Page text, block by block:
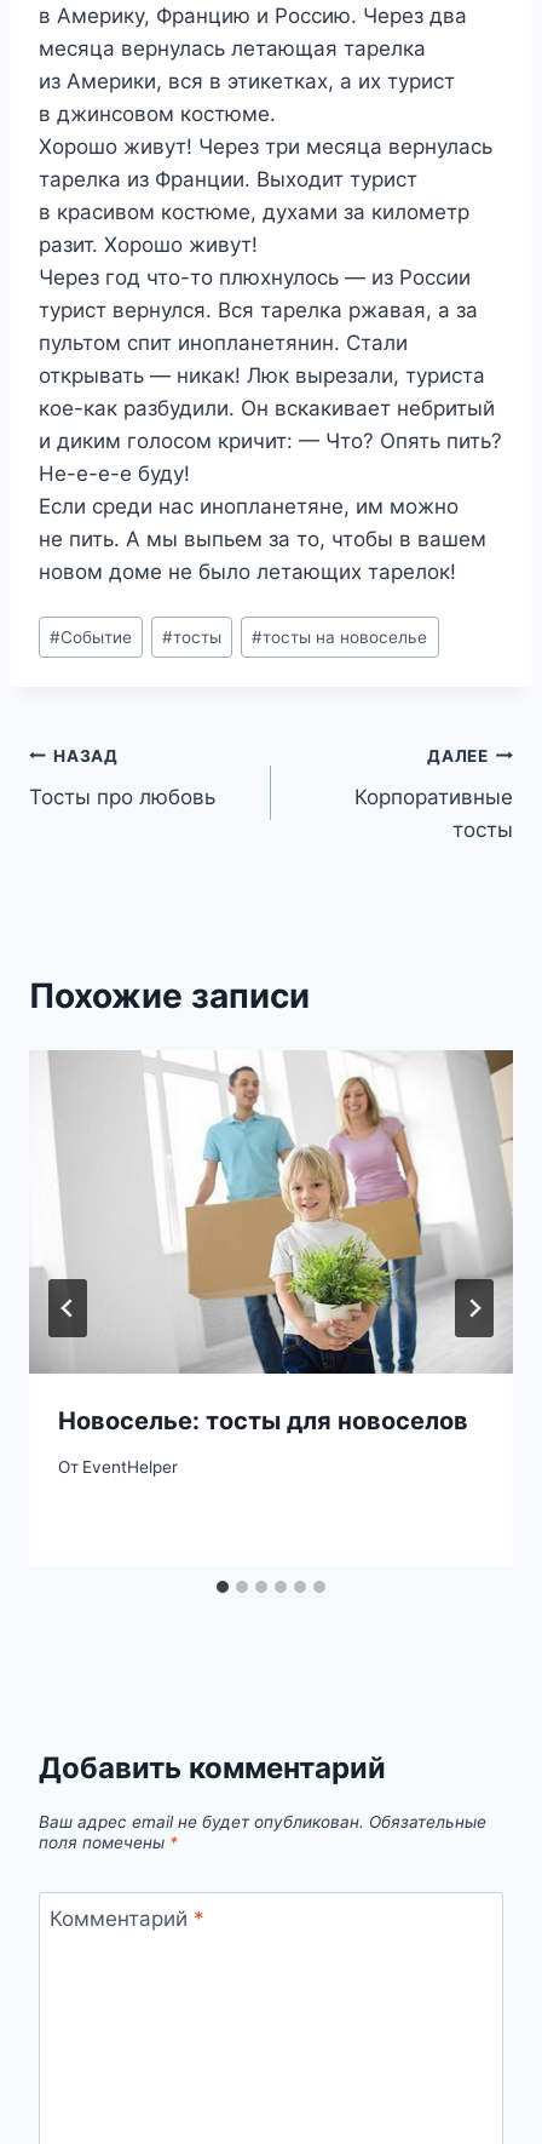
в Америку, Францию и Россию. Через два
месяца вернулась летающая тарелка
из Америки, вся в этикетках, а их турист
в джинсовом костюме.
Хорошо живут! Через три месяца вернулась
тарелка из Франции. Выходит турист
в красивом костюме, духами за километр
разит. Хорошо живут!
Через год что-то плюхнулось — из России
турист вернулся. Вся тарелка ржавая, а за
пультом спит инопланетянин. Стали
открывать — никак! Люк вырезали, туриста
кое-как разбудили. Он вскакивает небритый
и диким голосом кричит: — Что? Опять пить?
Не-е-е-е буду!
Если среди нас инопланетяне, им можно
не пить. А мы выпьем за то, чтобы в вашем
новом доме не было летающих тарелок!
Метки
записи:
#Событие #тосты #тосты на новоселье
Навигация
по
НАЗАД
Тосты про любовь
ДАЛЕЕ
Корпоративные
тосты
Похожие записи
Новоселье: тосты для новоселов
От EventHelper
Добавить комментарий
Ваш адрес email не будет опубликован. Обязательные
поля помечены *
Комментарий *